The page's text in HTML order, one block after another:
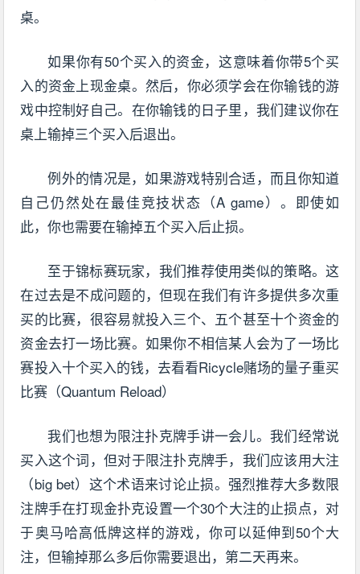
桌。
如果你有50个买入的资金，这意味着你带5个买
入的资金上现金桌。然后，你必须学会在你输钱的游
戏中控制好自己。在你输钱的日子里，我们建议你在
桌上输掉三个买入后退出。
例外的情况是，如果游戏特别合适，而且你知道
自己仍然处在最佳竞技状态（A game）。即使如
此，你也需要在输掉五个买入后止损。
至于锦标赛玩家，我们推荐使用类似的策略。这
在过去是不成问题的，但现在我们有许多提供多次重
买的比赛，很容易就投入三个、五个甚至十个资金的
资金去打一场比赛。如果你不相信某人会为了一场比
赛投入十个买入的钱，去看看Ricycle赌场的量子重买
比赛（Quantum Reload）
我们也想为限注扑克牌手讲一会儿。我们经常说
买入这个词，但对于限注扑克牌手，我们应该用大注
（big bet）这个术语来讨论止损。强烈推荐大多数限
注牌手在打现金扑克设置一个30个大注的止损点，对
于奥马哈高低牌这样的游戏，你可以延伸到50个大
注，但输掉那么多后你需要退出，第二天再来。